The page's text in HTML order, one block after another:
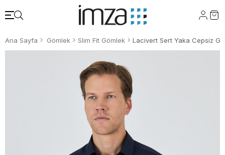
Ana Sayfa Gömlek Slim Fit Gömlek